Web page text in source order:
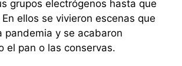
grupos electrógenos hasta que
ellos se vivieron escenas que
pandemia y se acabaron
el pan o las conservas.